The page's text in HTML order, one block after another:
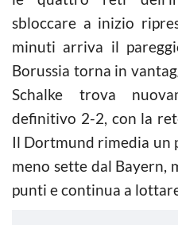
sbloccare a inizio
minuti arriva il
Borussia torna in
Schalke trova
definitivo 2-2, con la
Il Dortmund rimedia un
meno sette dal Bayern,
punti e continua a